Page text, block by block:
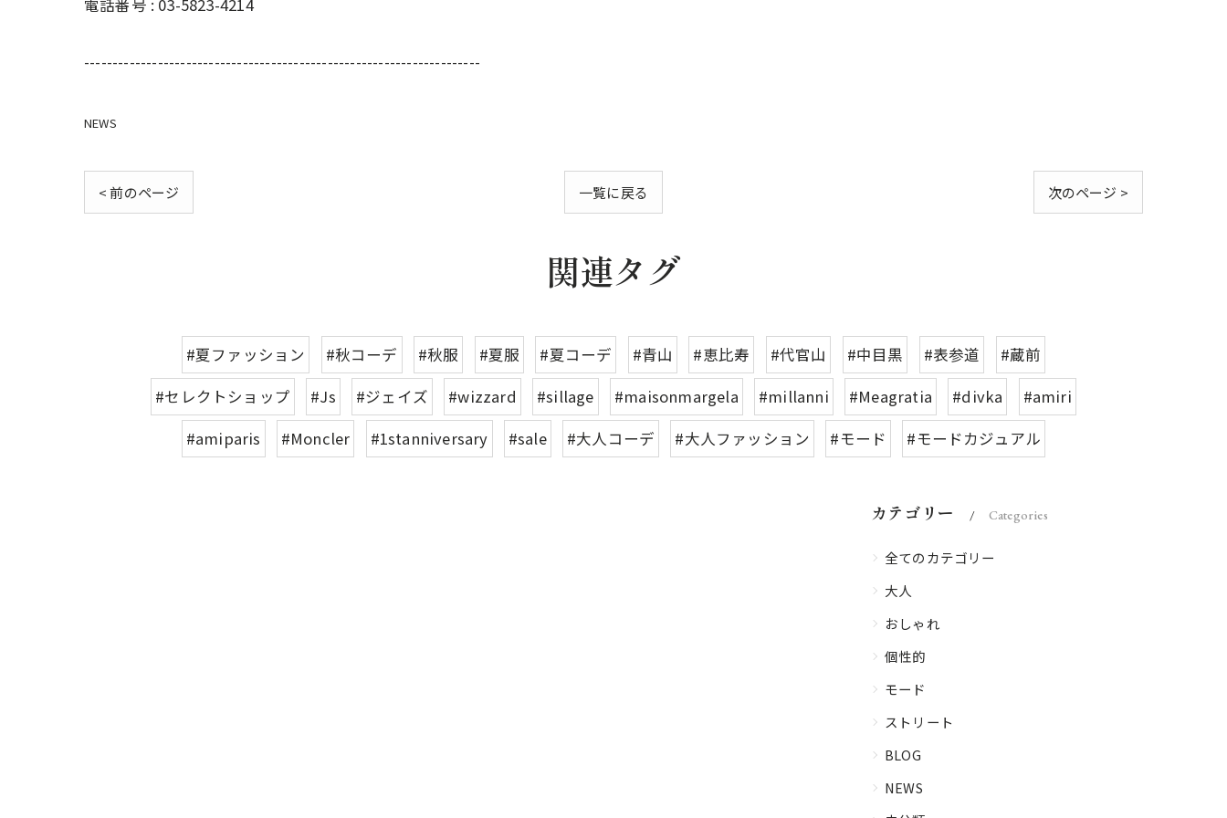
電話番号 : 03-5823-4214
----------------------------------------------------------------------
NEWS
< 前のページ 一覧に戻る 次のページ >
関連タグ
#夏ファッション #秋コーデ #秋服 #夏服 #夏コーデ #青山 #恵比寿 #代官山 #中目黒 #表参道
#蔵前
#セレクトショップ
#Js #ジェイズ #wizzard #sillage #maisonmargela #millanni #Meagratia #divka
#amiri
#amiparis
#Moncler #1stanniversary #sale #大人コーデ #大人ファッション #モード #モードカジュアル
カテゴリー Categories
全てのカテゴリー
大人
おしゃれ
個性的
モード
ストリート
BLOG
NEWS